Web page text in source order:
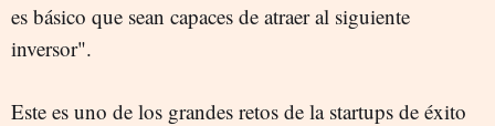
es básico que sean capaces de atraer al siguiente
inversor".
Este es uno de los grandes retos de la startups de éxito